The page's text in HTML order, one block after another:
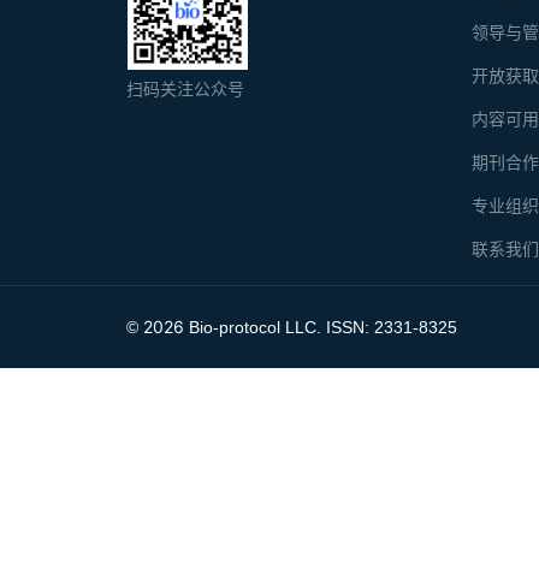
领导与
开放获
内容可
期刊合
专业组
联系我们
扫码关注公众号
© 2026 Bio-protocol LLC. ISSN: 2331-8325